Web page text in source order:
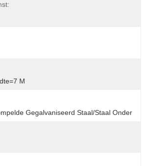
M
Gegalvaniseerd Staal/Staal Onder